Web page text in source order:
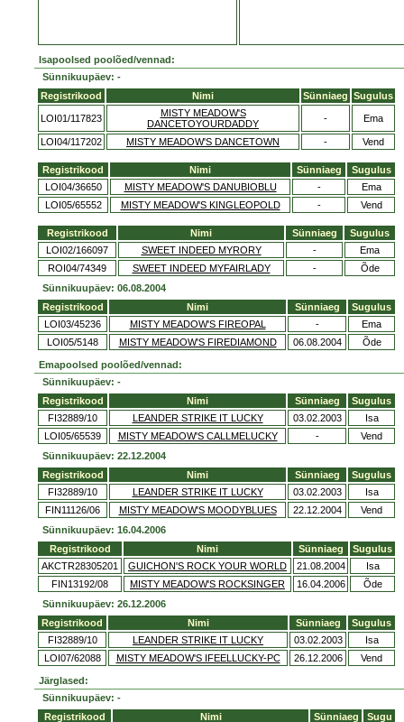
Isapoolsed poolõed/vennad:
Sünnikuupäev: -
Registrikood
Nimi Sünniaeg Sugulus
LOI01/117823
MISTY MEADOW'S
DANCETOYOURDADDY
- Ema
LOI04/117202 MISTY MEADOW'S DANCETOWN - Vend
Registrikood Nimi Sünniaeg
Sugulus
LOI04/36650
MISTY MEADOW'S DANUBIOBLU -
Ema
LOI05/65552
MISTY MEADOW'S KINGLEOPOLD - Vend
Registrikood Nimi Sünniaeg
Sugulus
LOI02/166097
SWEET INDEED MYRORY -
Ema
ROI04/74349
SWEET INDEED MYFAIRLADY -
Õde
Sünnikuupäev: 06.08.2004
Registrikood
Nimi Sünniaeg
Sugulus
LOI03/45236
MISTY MEADOW'S FIREOPAL -
Ema
LOI05/5148
MISTY MEADOW'S FIREDIAMOND 06.08.2004 Õde
Emapoolsed poolõed/vennad:
Sünnikuupäev: -
Registrikood
Nimi Sünniaeg
Sugulus
FI32889/10
LEANDER STRIKE IT LUCKY 03.02.2003
Isa
LOI05/65539
MISTY MEADOW'S CALLMELUCKY -
Vend
Sünnikuupäev: 22.12.2004
Registrikood
Nimi Sünniaeg
Sugulus
FI32889/10
LEANDER STRIKE IT LUCKY 03.02.2003
Isa
FIN11126/06
MISTY MEADOW'S MOODYBLUES 22.12.2004
Vend
Sünnikuupäev: 16.04.2006
Registrikood
Nimi Sünniaeg
Sugulus
AKCTR28305201
GUICHON'S ROCK YOUR WORLD 21.08.2004
Isa
FIN13192/08
MISTY MEADOW'S ROCKSINGER 16.04.2006
Õde
Sünnikuupäev: 26.12.2006
Registrikood
Nimi Sünniaeg
Sugulus
FI32889/10
LEANDER STRIKE IT LUCKY 03.02.2003
Isa
LOI07/62088
MISTY MEADOW'S IFEELLUCKY-PC 26.12.2006 Vend
Järglased:
Sünnikuupäev: -
Registrikood
Nimi Sünniaeg Sugu